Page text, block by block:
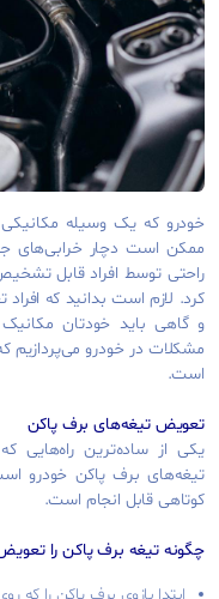
خودرو که یک وسیله
ممکن است دچار خرابی‌های
راحتی توسط افراد قابل
کرد. لازم است بدانید که
و گاهی باید خودتان
مشکلات در خودرو می‌پردازیم
است.
تعویض تیغه‌های برف پاکن
یکی از ساده‌ترین راه‌هایی
تیغه‌های برف پاکن خودرو
کوتاهی قابل انجام است.
چگونه تیغه برف پاکن را
ابتدا بازوی برف پاکن را که